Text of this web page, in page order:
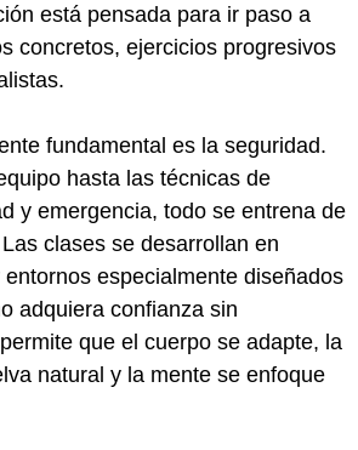
está pensada para ir paso a
concretos, ejercicios progresivos
fundamental es la seguridad.
hasta las técnicas de
y emergencia, todo se entrena de
clases se desarrollan en
especialmente diseñados
adquiera confianza sin
que el cuerpo se adapte, la
natural y la mente se enfoque